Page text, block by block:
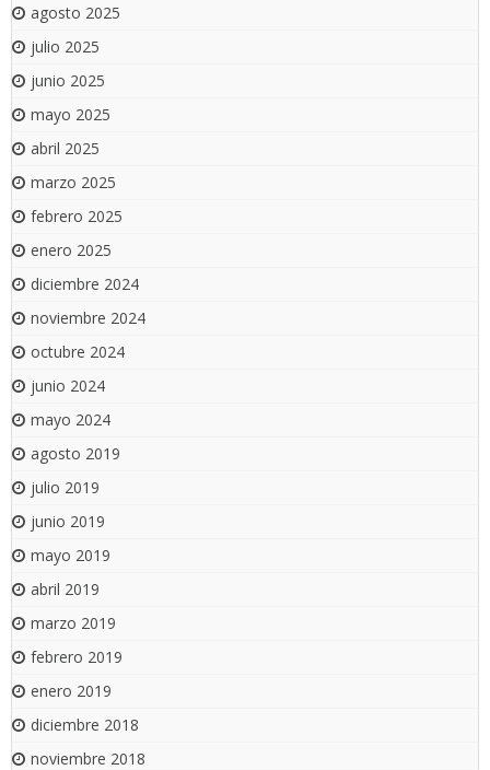
agosto 2025
julio 2025
junio 2025
mayo 2025
abril 2025
marzo 2025
febrero 2025
enero 2025
diciembre 2024
noviembre 2024
octubre 2024
junio 2024
mayo 2024
agosto 2019
julio 2019
junio 2019
mayo 2019
abril 2019
marzo 2019
febrero 2019
enero 2019
diciembre 2018
noviembre 2018